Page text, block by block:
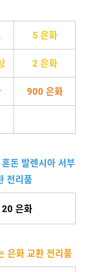
5 은화
2 은화
900 은화
돈 발렌시아 서부
전리품
20 은화
은화 교환 전리품